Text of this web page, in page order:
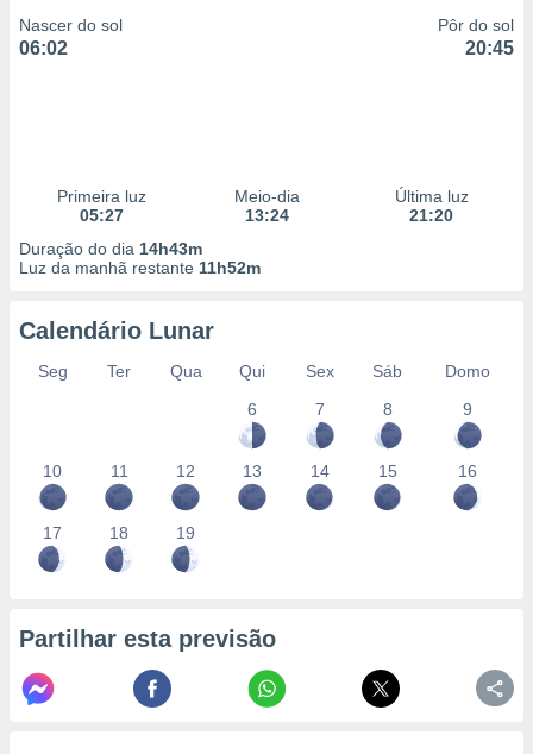
Nascer do sol
06:02
Pôr do sol
20:45
Primeira luz
05:27
Meio-dia
13:24
Última luz
21:20
Duração do dia 14h43m
Luz da manhã restante 11h52m
Calendário Lunar
Seg Ter Qua Qui Sex Sáb
Domo
6
7 8 9
10 11 12 13 14 15 16
17 18 19
Partilhar esta previsão